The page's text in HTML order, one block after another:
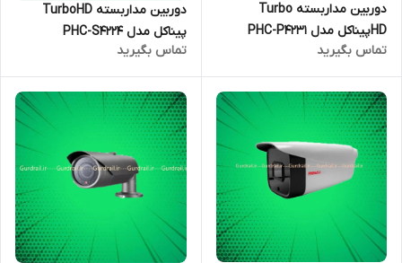
دوربین مداربسته Turbo
HDپیناکل مدل PHC-P4231
تماس بگیرید
دوربین مداربسته TurboHD
پیناکل مدل PHC-S4224
تماس بگیرید